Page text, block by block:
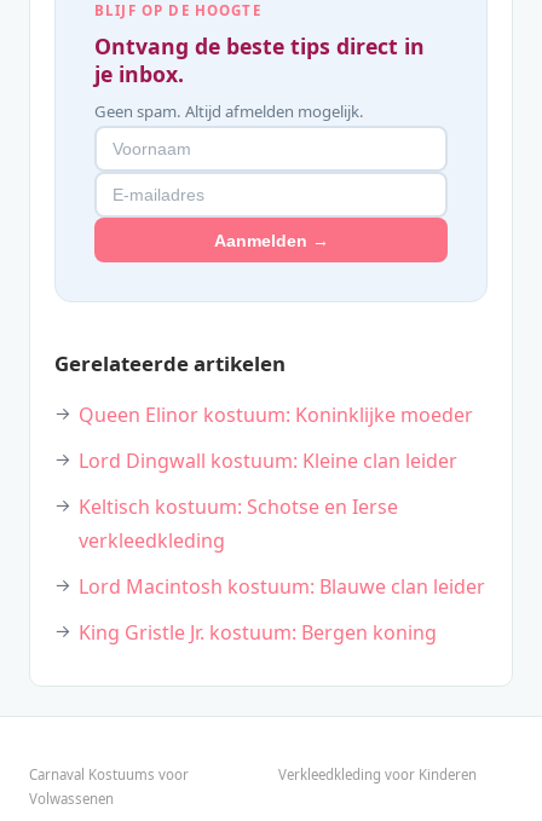
BLIJF OP DE HOOGTE
Ontvang de beste tips direct in
je inbox.
Geen spam. Altijd afmelden mogelijk.
Aanmelden →
Gerelateerde artikelen
Queen Elinor kostuum: Koninklijke moeder
Lord Dingwall kostuum: Kleine clan leider
Keltisch kostuum: Schotse en Ierse
verkleedkleding
Lord Macintosh kostuum: Blauwe clan leider
King Gristle Jr. kostuum: Bergen koning
Carnaval Kostuums voor
Volwassenen
Verkleedkleding voor Kinderen